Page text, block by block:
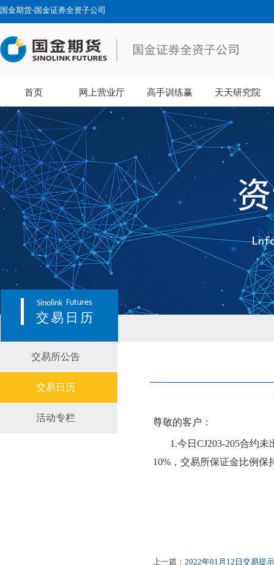
国金期货-国金证券全资子公司
首页 网上营业厅 高手训练赢 天天研究院
Sinolink Futures
交易日历
交易所公告
交易日历
活动专栏 尊敬的客户：
1.今日CJ203-205合约未
10%，交易所保证金比例保
上一篇： 2022年01月12日交易提示